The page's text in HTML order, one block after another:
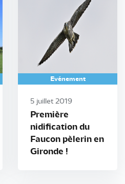
Evénement
5 juillet 2019
Première
nidification du
Faucon pèlerin en
Gironde !